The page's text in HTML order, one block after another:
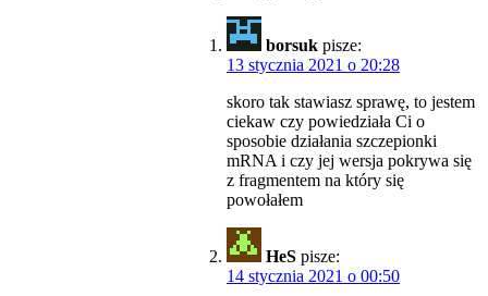
borsuk pisze:
13 stycznia 2021 o 20:28
skoro tak stawiasz sprawę, to jestem
ciekaw czy powiedziała Ci o
sposobie działania szczepionki
mRNA i czy jej wersja pokrywa się
z fragmentem na który się
powołałem
HeS pisze:
14 stycznia 2021 o 00:50